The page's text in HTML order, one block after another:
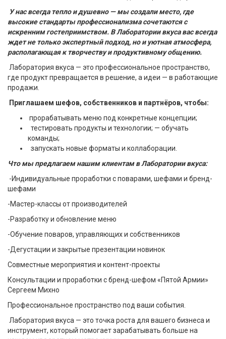
У нас всегда тепло и душевно — мы создали место, где
высокие стандарты профессионализма сочетаются с
искренним гостеприимством. В Лаборатории вкуса вас всегда
ждет не только экспертный подход, но и уютная атмосфера,
располагающая к творчеству и продуктивному общению.
Лаборатория вкуса — это профессиональное пространство,
где продукт превращается в решение, а идеи — в работающие
продажи.
Приглашаем шефов, собственников и партнёров, чтобы:
прорабатывать меню под конкретные концепции;
тестировать продукты и технологии; — обучать
команды;
запускать новые форматы и коллаборации.
Что мы предлагаем нашим клиентам в Лаборатории вкуса:
-Индивидуальные проработки с поварами, шефами и бренд-
шефами
-Мастер-классы от производителей
-Разработку и обновление меню
-Обучение поваров, управляющих и собственников
-Дегустации и закрытые презентации новинок
Совместные мероприятия и контент-проекты
Консультации и проработки с бренд-шефом «Пятой Армии»
Сергеем Михно
Профессиональное пространство под ваши события.
Лаборатория вкуса — это точка роста для вашего бизнеса и
инструмент, который помогает зарабатывать больше на